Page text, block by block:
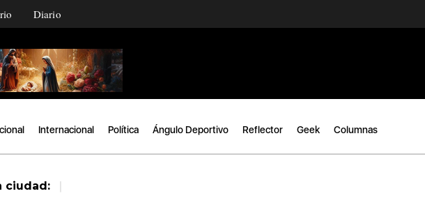
Diario
Internacional Política Ángulo Deportivo Reflector Geek Columnas
ciudad: |